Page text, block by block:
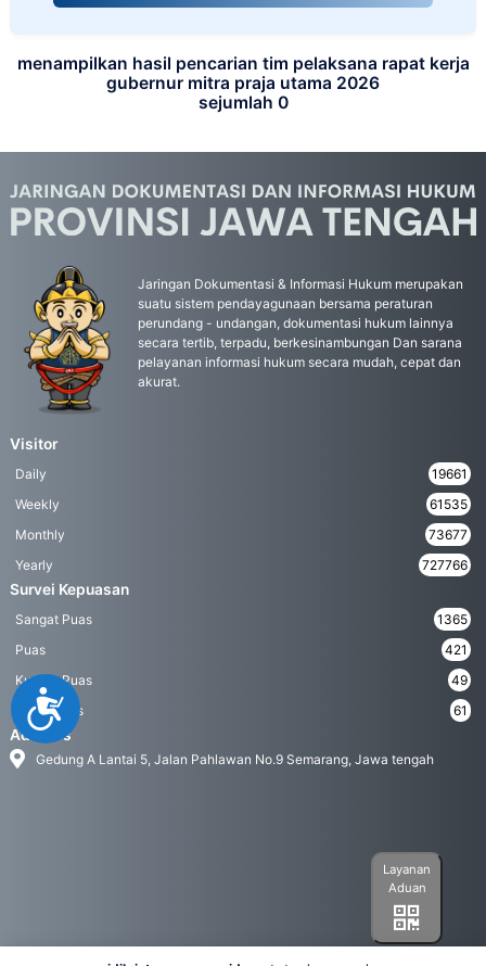
Accessibility
menampilkan hasil pencarian tim pelaksana rapat kerja
gubernur mitra praja utama 2026
sejumlah 0
Jaringan Dokumentasi & Informasi Hukum merupakan
suatu sistem pendayagunaan bersama peraturan
perundang - undangan, dokumentasi hukum lainnya
secara tertib, terpadu, berkesinambungan Dan sarana
pelayanan informasi hukum secara mudah, cepat dan
akurat.
Visitor
Daily
19661
Weekly
61535
Monthly
73677
Yearly
727766
Survei Kepuasan
Sangat Puas
1365
Puas
421
Kurang Puas
49
Tidak Puas
61
Address
Gedung A Lantai 5, Jalan Pahlawan No.9 Semarang, Jawa tengah
Layanan
Aduan